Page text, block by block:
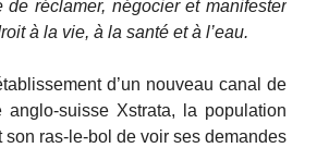
réclamer, négocier et manifester
à la vie, à la santé et à l’eau.
d’un nouveau canal de
suisse Xstrata, la population
ras-le-bol de voir ses demandes